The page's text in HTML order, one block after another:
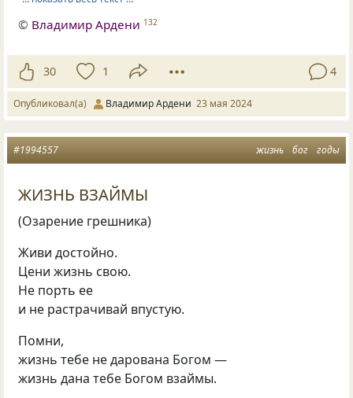
© Владимир Ардени 132
30 1 4
Опубликовал(а) Владимир Ардени 23 мая 2024
жизнь бог годы
#1994557
ЖИЗНЬ ВЗАЙМЫ
(Озарение грешника)
Живи достойно.
Цени жизнь свою.
Не порть ее
и не растрачивай впустую.
Помни,
жизнь тебе не дарована Богом —
жизнь дана тебе Богом взаймы.